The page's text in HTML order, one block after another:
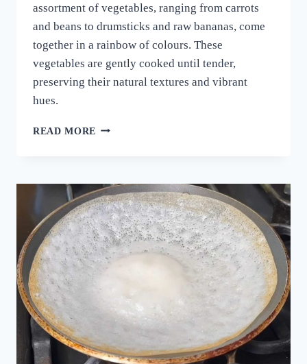
assortment of vegetables, ranging from carrots
and beans to drumsticks and raw bananas, come
together in a rainbow of colours. These
vegetables are gently cooked until tender,
preserving their natural textures and vibrant
hues.
READ MORE ഈ
ചേർത്താൽ
അവിയൽ
കിടിലൻ
രുചിയാകും;
ഓണം
സദ്യ
അവിയൽ
ഉണ്ടാക്കൂ!
SADHYA
SPECIAL